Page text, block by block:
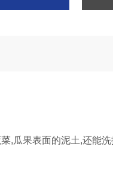
,瓜果表面的泥土,还能